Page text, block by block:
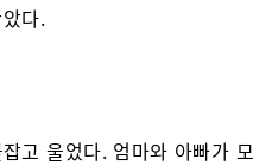
다.
고 울었다. 엄마와 아빠가 모